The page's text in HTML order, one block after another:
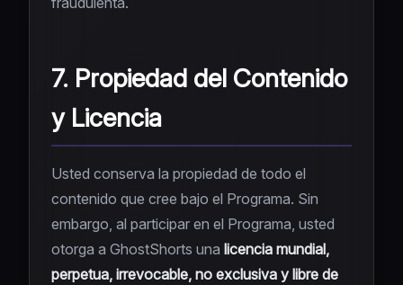
7. Propiedad del Contenido
y Licencia
Usted conserva la propiedad de todo el
contenido que cree bajo el Programa. Sin
embargo, al participar en el Programa, usted
otorga a GhostShorts una licencia mundial,
perpetua, irrevocable, no exclusiva y libre de